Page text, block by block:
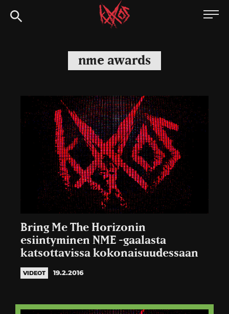
Siirry
suoraan
Kaaoszine
nme awards
Bring Me The Horizonin
esiintyminen NME -gaalasta
katsottavissa kokonaisuudessaan
VIDEOT 19.2.2016